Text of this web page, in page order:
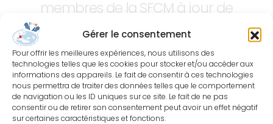
Gérer le consentement
Pour offrir les meilleures expériences, nous utilisons des
technologies telles que les cookies pour stocker et/ou accéder aux
informations des appareils. Le fait de consentir à ces technologies
nous permettra de traiter des données telles que le comportement
de navigation ou les ID uniques sur ce site. Le fait de ne pas
consentir ou de retirer son consentement peut avoir un effet négatif
sur certaines caractéristiques et fonctions.
membres de la SFCM à jour de
cotisation.